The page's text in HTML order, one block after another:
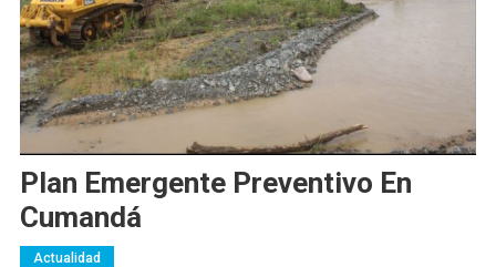
Plan Emergente Preventivo En
Cumandá
Actualidad